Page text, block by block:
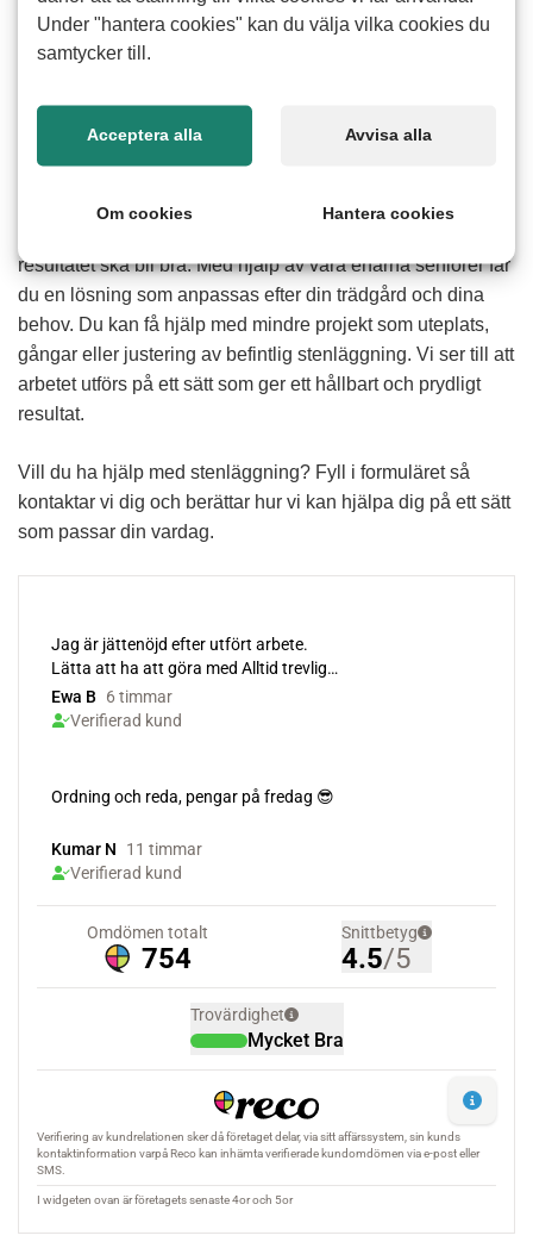
resultatet ska bli bra. Med hjälp av våra erfarna seniorer får
du en lösning som anpassas efter din trädgård och dina
behov. Du kan få hjälp med mindre projekt som uteplats,
gångar eller justering av befintlig stenläggning. Vi ser till att
arbetet utförs på ett sätt som ger ett hållbart och prydligt
resultat.
Vill du ha hjälp med stenläggning? Fyll i formuläret så
kontaktar vi dig och berättar hur vi kan hjälpa dig på ett sätt
som passar din vardag.
Under "hantera cookies" kan du välja vilka cookies du
samtycker till.
Acceptera alla Avvisa alla
Om cookies Hantera cookies